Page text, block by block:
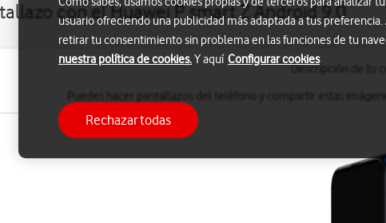
con el Huawei P smart Z Android 9.0
Descripción de tu
usuario ofreciendo una publicidad más adaptada a tus
retirar tu consentimiento sin problema en las funciones de tu
nuestra política de cookies.Y aquí Configurar cookies
Rechazar todas